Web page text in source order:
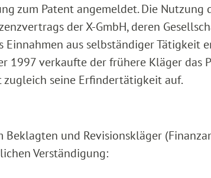
zum Patent angemeldet. Die Nutzung
der X-GmbH, deren
Einnahmen aus selbständiger Tätigkeit
1997 verkaufte der frühere Kläger das
zugleich seine Erfindertätigkeit auf.
und Revisionskläger
Verständigung: